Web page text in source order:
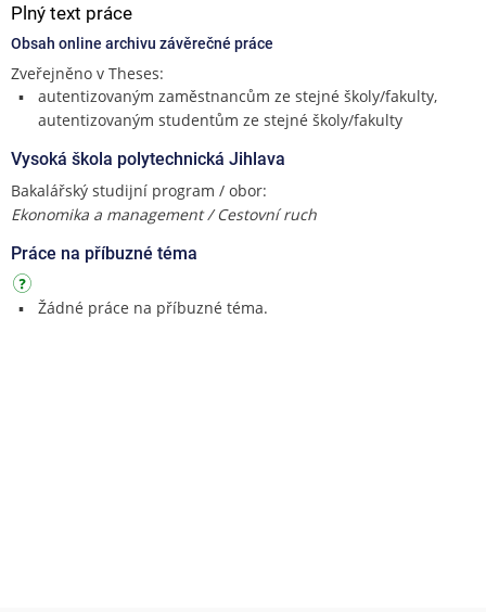
Plný text práce
Obsah online archivu závěrečné práce
Zveřejněno v Theses:
autentizovaným zaměstnancům ze stejné školy/fakulty,
autentizovaným studentům ze stejné školy/fakulty
Vysoká škola polytechnická Jihlava
Bakalářský studijní program / obor:
Ekonomika a management / Cestovní ruch
Práce na příbuzné téma
Žádné práce na příbuzné téma.